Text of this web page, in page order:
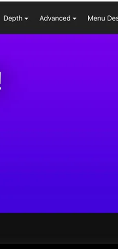
પીએચપી(PHP) આવૃતિ
Theme homepage